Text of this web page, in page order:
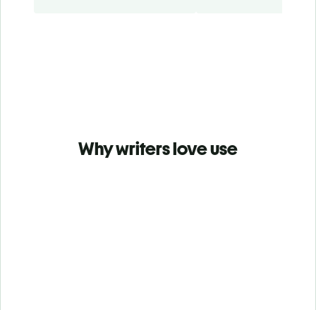
Why writers love use